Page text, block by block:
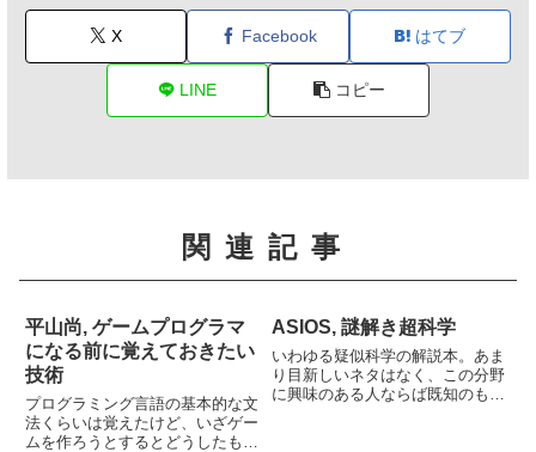
X Facebook はてブ
LINE コピー
関連記事
平山尚, ゲームプログラマ
になる前に覚えておきたい
技術
プログラミング言語の基本的な文
法くらいは覚えたけど、いざゲー
ムを作ろうとするとどうしたもの
ASIOS, 謎解き超科学
いわゆる疑似科学の解説本。あま
り目新しいネタはなく、この分野
に興味のある人ならば既知のもの